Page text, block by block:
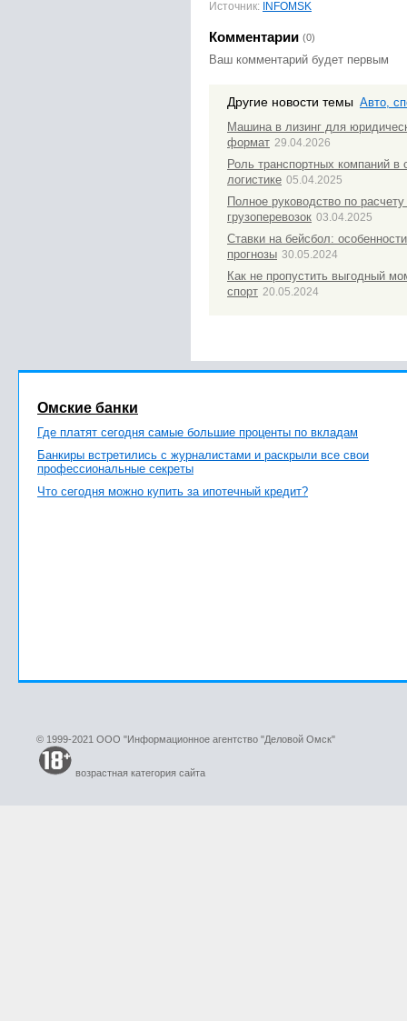
Источник: INFOMSK
Комментарии (0)
Ваш комментарий будет первым
Другие новости темы Авто,
Машина в лизинг для
формат 29.04.2026
Роль транспортных компаний в
логистике 05.04.2025
Полное руководство по
грузоперевозок 03.04.2025
Ставки на бейсбол:
прогнозы 30.05.2024
Как не пропустить выгодный
спорт 20.05.2024
Омские банки
Где платят сегодня самые большие проценты по вкладам
Банкиры встретились с журналистами и раскрыли все свои
профессиональные секреты
Что сегодня можно купить за ипотечный кредит?
© 1999-2021 ООО "Информационное агентство "Деловой Омск"
возрастная категория сайта